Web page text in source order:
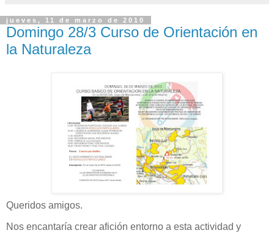
jueves, 11 de marzo de 2010
Domingo 28/3 Curso de Orientación en
la Naturaleza
Queridos amigos.
Nos encantaría crear afición entorno a esta actividad y